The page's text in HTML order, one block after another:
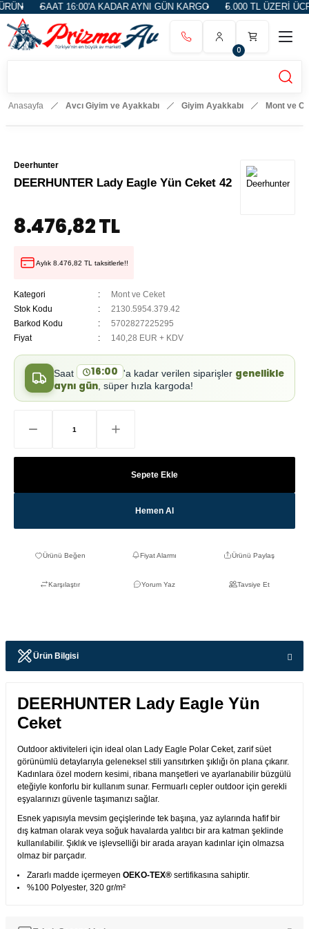
SAAT 16:00'A KADAR AYNI GÜN KARGO 5.000 TL ÜZERİ
0
Anasayfa Avcı Giyim ve Ayakkabı Giyim Ayakkabı Mont ve
Deerhunter
DEERHUNTER Lady Eagle Yün Ceket 42
8.476,82 TL
Aylık 8.476,82 TL taksitlerle!!
Kategori
Mont ve Ceket
Stok Kodu
2130.5954.379.42
Barkod Kodu
5702827225295
Fiyat
140,28 EUR + KDV
Saat 16:00 'a kadar verilen siparişler genellikle
aynı gün , süper hızla kargoda!
Sepete Ekle
Hemen Al
Fiyat Alarmı Ürünü Paylaş
Karşılaştır Yorum Yaz Tavsiye Et
Ürün Bilgisi
DEERHUNTER Lady Eagle Yün
Ceket
Outdoor aktiviteleri için ideal olan Lady Eagle Polar Ceket, zarif süet
görünümlü detaylarıyla geleneksel stili yansıtırken şıklığı ön plana çıkarır.
Kadınlara özel modern kesimi, ribana manşetleri ve ayarlanabilir büzgülü
eteğiyle konforlu bir kullanım sunar. Fermuarlı cepler outdoor için gerekli
eşyalarınızı güvenle taşımanızı sağlar.
Esnek yapısıyla mevsim geçişlerinde tek başına, yaz aylarında hafif bir
dış katman olarak veya soğuk havalarda yalıtıcı bir ara katman şeklinde
kullanılabilir. Şıklık ve işlevselliği bir arada arayan kadınlar için olmazsa
olmaz bir parçadır.
Zararlı madde içermeyenOEKO-TEX® sertifikasına sahiptir.
%100 Polyester, 320 gr/m²